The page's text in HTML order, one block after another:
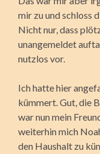
mir zu und schloss
Nicht nur, dass
unangemeldet
nutzlos vor.
Ich hatte hier
kümmert. Gut, die
war nun mein
weiterhin mich
den Haushalt zu